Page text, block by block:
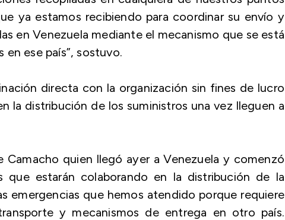
ya estamos recibiendo para coordinar su envío y
en Venezuela mediante el mecanismo que se está
ese país”, sostuvo.
directa con la organización sin fines de lucro
la distribución de los suministros una vez lleguen a
Camacho quien llegó ayer a Venezuela y comenzó
que estarán colaborando en la distribución de la
emergencias que hemos atendido porque requiere
y mecanismos de entrega en otro país.